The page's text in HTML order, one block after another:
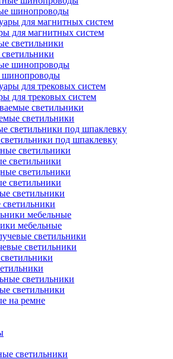
шинопроводы
для магнитных систем
шинопроводы
для трековых систем
светильники
под шпаклевку
светильники
светильники
мебельные
светильники
светильники
на ремне